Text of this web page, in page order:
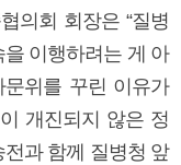
의회 회장은 “질병
이행하려는 게 아
위를 꾸린 이유가
개진되지 않은 정
과 함께 질병청 앞